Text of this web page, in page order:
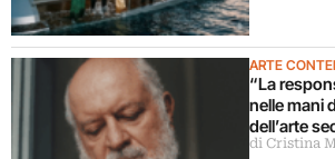
ARTE
“La
nelle mani
dell’arte
Massimo
di Cristina